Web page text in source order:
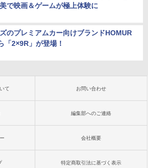
で映画＆ゲームが極上体験に
のプレミアムカー向けブランドHOMUR
「2×9R」が登場！
て お問い合わせ
編集部へのご連絡
会社概要
特定商取引法に基づく表示